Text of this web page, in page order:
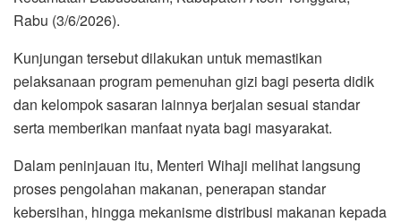
Rabu (3/6/2026).
Kunjungan tersebut dilakukan untuk memastikan
pelaksanaan program pemenuhan gizi bagi peserta didik
dan kelompok sasaran lainnya berjalan sesuai standar
serta memberikan manfaat nyata bagi masyarakat.
Dalam peninjauan itu, Menteri Wihaji melihat langsung
proses pengolahan makanan, penerapan standar
kebersihan, hingga mekanisme distribusi makanan kepada